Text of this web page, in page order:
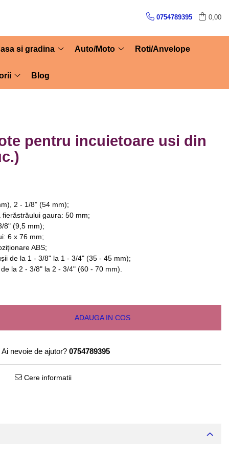
0754789395 0,00
si gradina Auto/Moto Roti/Anvelope
Blog
pentru incuietoare usi din
2 - 1/8” (54 mm);
gaura: 50 mm;
8" (9,5 mm);
6 x 76 mm;
ABS;
de la 1 - 3/8" la 1 - 3/4" (35 - 45 mm);
la 2 - 3/8" la 2 - 3/4" (60 - 70 mm).
ADAUGA IN COS
Ai nevoie de ajutor? 0754789395
Cere informatii